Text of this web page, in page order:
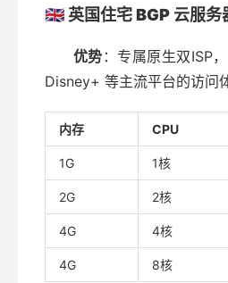
🇬🇧 英国住宅BGP 云服务
优势 ：专属原生双ISP
Disney+ 等主流平台的访问
内存 CPU
1G 1核
2G 2核
4G 4核
4G 8核